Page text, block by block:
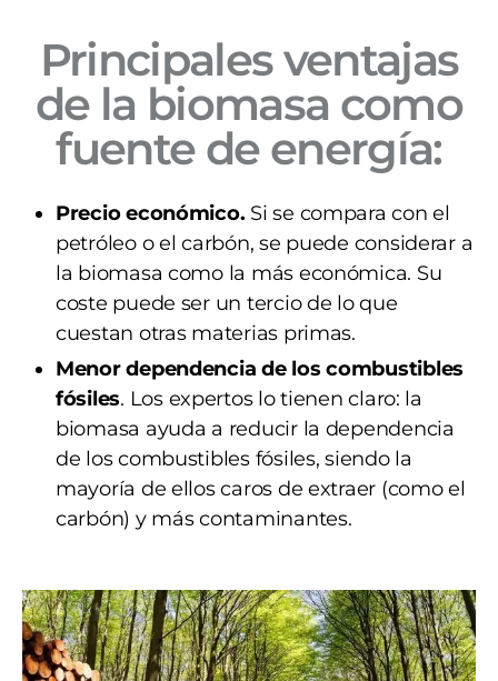
Principales ventajas
de la biomasa como
fuente de energía:
Precio económico. Si se compara con el
petróleo o el carbón, se puede considerar a
la biomasa como la más económica. Su
coste puede ser un tercio de lo que
cuestan otras materias primas.
Menor dependencia de los combustibles
fósiles. Los expertos lo tienen claro: la
biomasa ayuda a reducir la dependencia
de los combustibles fósiles, siendo la
mayoría de ellos caros de extraer (como el
carbón) y más contaminantes.